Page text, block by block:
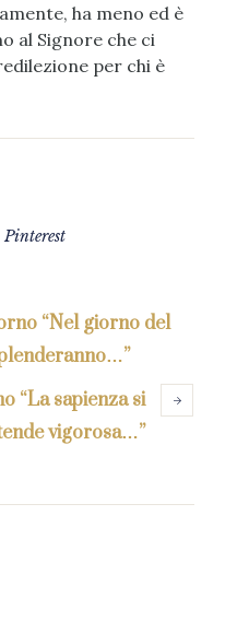
ha meno ed è
al Signore che ci
per chi è
Pinterest
“Nel giorno del
“La sapienza si
vigorosa…”